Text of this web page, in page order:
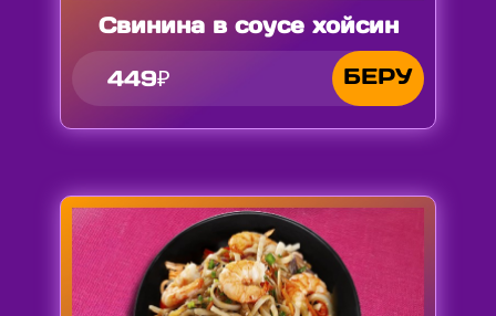
Свинина в соусе хойсин
449₽
БЕРУ